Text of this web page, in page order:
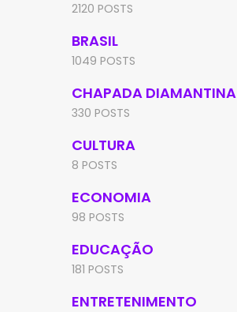
2120 POSTS
BRASIL
1049 POSTS
CHAPADA DIAMANTINA
330 POSTS
CULTURA
8 POSTS
ECONOMIA
98 POSTS
EDUCAÇÃO
181 POSTS
ENTRETENIMENTO